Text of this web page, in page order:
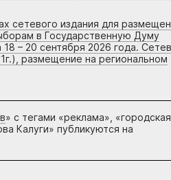
сетевого издания для
в Государственную Думу
– 20 сентября 2026 года.
размещение на региональном
» с тегами «реклама», «городская
Калуги» публикуются на